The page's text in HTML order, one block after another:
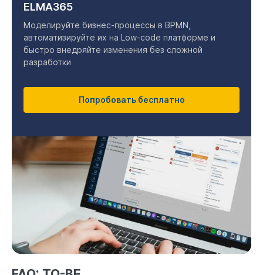
ELMA365
Моделируйте бизнес-процессы в BPMN,
автоматизируйте их на Low-code платформе и
быстро внедряйте изменения без сложной
разработки
Попробовать бесплатно